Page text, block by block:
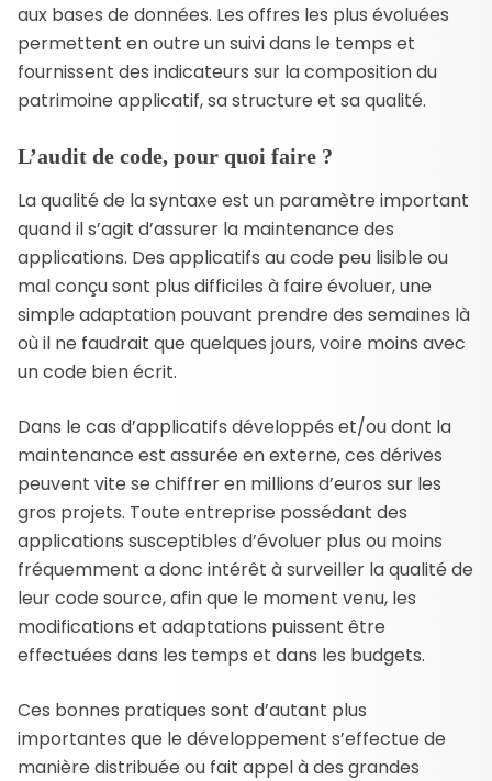
aux bases de données. Les offres les plus évoluées
permettent en outre un suivi dans le temps et
fournissent des indicateurs sur la composition du
patrimoine applicatif, sa structure et sa qualité.
L’audit de code, pour quoi faire ?
La qualité de la syntaxe est un paramètre important
quand il s’agit d’assurer la maintenance des
applications. Des applicatifs au code peu lisible ou
mal conçu sont plus difficiles à faire évoluer, une
simple adaptation pouvant prendre des semaines là
où il ne faudrait que quelques jours, voire moins avec
un code bien écrit.
Dans le cas d’applicatifs développés et/ou dont la
maintenance est assurée en externe, ces dérives
peuvent vite se chiffrer en millions d’euros sur les
gros projets. Toute entreprise possédant des
applications susceptibles d’évoluer plus ou moins
fréquemment a donc intérêt à surveiller la qualité de
leur code source, afin que le moment venu, les
modifications et adaptations puissent être
effectuées dans les temps et dans les budgets.
Ces bonnes pratiques sont d’autant plus
importantes que le développement s’effectue de
manière distribuée ou fait appel à des grandes